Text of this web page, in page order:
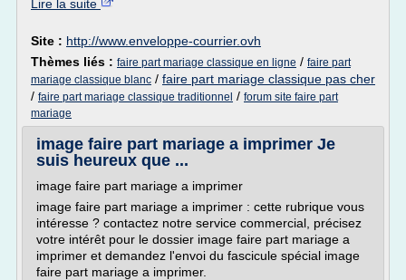
Lire la suite
Site : http://www.enveloppe-courrier.ovh
Thèmes liés : faire part mariage classique en ligne / faire part
mariage classique blanc / faire part mariage classique pas cher
/ faire part mariage classique traditionnel / forum site faire part
mariage
image faire part mariage a imprimer Je
suis heureux que ...
image faire part mariage a imprimer
image faire part mariage a imprimer : cette rubrique vous
intéresse ? contactez notre service commercial, précisez
votre intérêt pour le dossier image faire part mariage a
imprimer et demandez l'envoi du fascicule spécial image
faire part mariage a imprimer.